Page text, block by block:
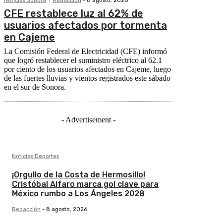
CFE restablece luz al 62% de
usuarios afectados por tormenta
en Cajeme
La Comisión Federal de Electricidad (CFE) informó
que logró restablecer el suministro eléctrico al 62.1
por ciento de los usuarios afectados en Cajeme, luego
de las fuertes lluvias y vientos registrados este sábado
en el sur de Sonora.
- Advertisement -
Noticias Deportes
¡Orgullo de la Costa de Hermosillo!
Cristóbal Alfaro marca gol clave para
México rumbo a Los Ángeles 2028
Redacción - 8 agosto, 2026